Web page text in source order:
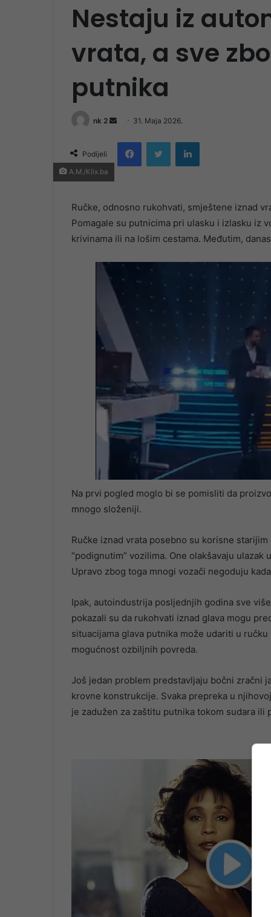
Nestaju iz
vrata, a sve
putnika
nk 2
Send
email
31. Maja 2026.
Podijeli
FacebookTwitter LinkedIn
A.M./Klix.ba
Ručke, odnosno rukohvati, smještene iznad
Pomagale su putnicima pri ulasku i izlasku iz
krivinama ili na lošim cestama. Međutim,
Na prvi pogled moglo bi se pomisliti da
mnogo složeniji.
Ručke iznad vrata posebno su korisne
“podignutim” vozilima. One olakšavaju
Upravo zbog toga mnogi vozači negoduju
Ipak, autoindustrija posljednjih godina sve
pokazali su da rukohvati iznad glava mogu
situacijama glava putnika može udariti u
mogućnost ozbiljnih povreda.
Još jedan problem predstavljaju bočni zračni
krovne konstrukcije. Svaka prepreka u
je zadužen za zaštitu putnika tokom sudara ili